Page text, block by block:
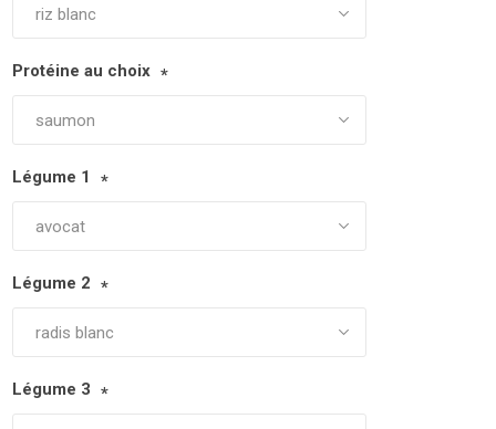
Protéine au choix *
Légume 1 *
Légume 2 *
Légume 3 *